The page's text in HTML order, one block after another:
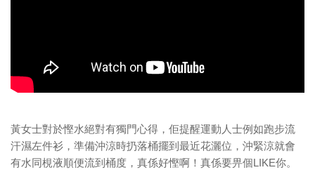
作品欣賞
計劃詳情
黃女士對於慳水絕對有獨門心得，佢提醒運動人士例如跑步流
汗濕左件衫，準備沖涼時扔落桶擺到最近花灑位，沖緊涼就會
有水同梘液順便流到桶度，真係好慳啊！真係要畀個LIKE你。